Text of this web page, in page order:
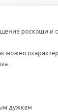
роскоши и
можно
дужкам